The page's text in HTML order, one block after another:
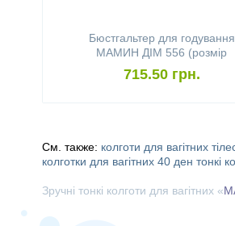
Бюстгальтер для годування
МАМИН ДІМ 556 (розмір
75B, білий)
715.50 грн.
См. также: колготи для вагітних
колготки для вагітних 40 ден тонкі
Зручні тонкі колготи для вагітних «